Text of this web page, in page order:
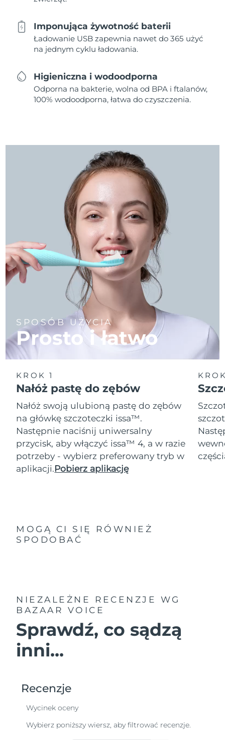
Imponująca żywotność baterii
Ładowanie USB zapewnia nawet do 365 użyć
na jednym cyklu ładowania.
Higieniczna i wodoodporna
Odporna na bakterie, wolna od BPA i ftalanów,
100% wodoodporna, łatwa do czyszczenia.
SPOSÓB UŻYCIA
Prosto i łatwo
KROK 1
Nałóż pastę do zębów
Nałóż swoją ulubioną pastę do zębów
na główkę szczoteczki issa™.
Następnie naciśnij uniwersalny
przycisk, aby włączyć issa™ 4, a w razie
potrzeby - wybierz preferowany tryb w
aplikacji.Pobierz aplikację
MOGĄ CI SIĘ RÓWNIEŻ
SPODOBAĆ
NIEZALEŻNE RECENZJE
WG
BAZAAR VOICE
Sprawdź, co sądzą
inni...